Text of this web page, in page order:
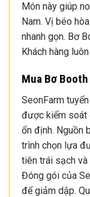
Món này giúp
Nam. Vị béo
nhanh gọn. Bơ
Khách hàng
Mua Bơ
SeonFarm
được kiểm soát
ổn định. Nguồn
trình chọn lựa
tiên trái sạch và
Đóng gói của
để giảm dập.